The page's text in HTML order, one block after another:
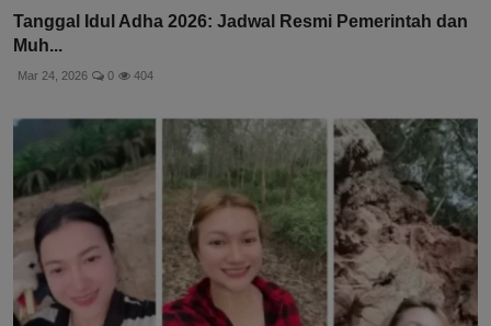
Tanggal Idul Adha 2026: Jadwal Resmi Pemerintah dan
Muh...
Mar 24, 2026 0 404